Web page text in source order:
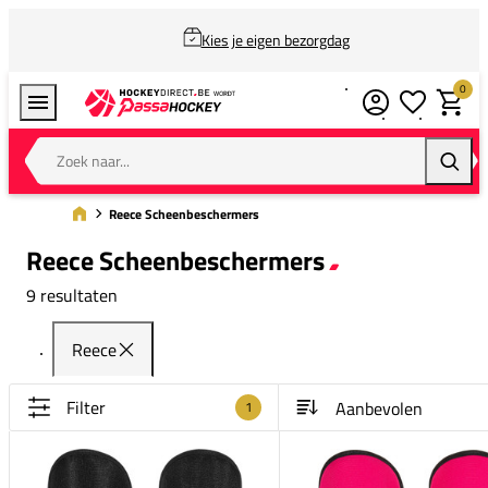
Kies je eigen bezorgdag
Zoek naar...
0
Reece Scheenbeschermers
Reece Scheenbeschermers
9 resultaten
Reece
Filter 1